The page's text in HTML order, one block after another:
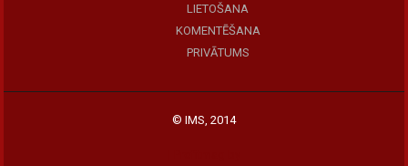
LIETOŠANA
KOMENTĒŠANA
PRIVĀTUMS
© IMS, 2014